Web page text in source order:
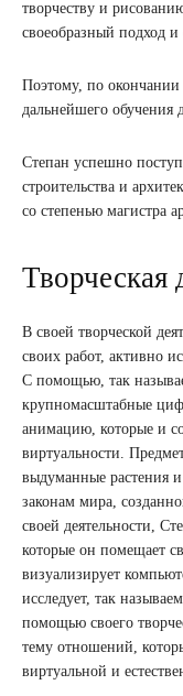
творчеству и
своеобразный подход и
Поэтому, по окончании
дальнейшего обучения
Степан успешно
строительства и
со степенью магистра
Творческая
В своей творческой
своих работ, активно
С помощью, так
крупномасштабные
анимацию, которые и
виртуальности.
выдуманные растения
законам мира,
своей деятельности,
которые он помещает
визуализирует
исследует, так
помощью своего
тему отношений,
виртуальной и